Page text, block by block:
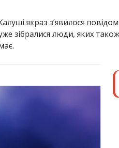
якраз з’явилося
зібралися люди, яких